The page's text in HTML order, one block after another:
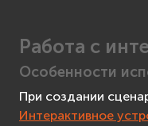
Работа с
Особенности
При создании
Интерактивное